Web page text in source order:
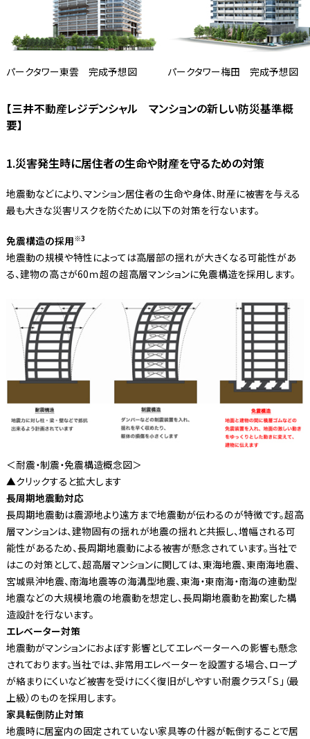
パークタワー東雲 完成予想図 パークタワー梅田 完成予想図
【三井不動産レジデンシャル マンションの新しい防災基準概
要】
1.災害発生時に居住者の生命や財産を守るための対策
地震動などにより、マンション居住者の生命や身体、財産に被害を与える
最も大きな災害リスクを防ぐために以下の対策を行ないます。
免震構造の採用※3
地震動の規模や特性によっては高層部の揺れが大きくなる可能性があ
る、建物の高さが60ｍ超の超高層マンションに免震構造を採用します。
＜耐震・制震・免震構造概念図＞
▲クリックすると拡大します
長周期地震動対応
長周期地震動は震源地より遠方まで地震動が伝わるのが特徴です。超高
層マンションは、建物固有の揺れが地震の揺れと共振し、増幅される可
能性があるため、長周期地震動による被害が懸念されています。当社で
はこの対策として、超高層マンションに関しては、東海地震、東南海地震、
宮城県沖地震、南海地震等の海溝型地震、東海・東南海・南海の連動型
地震などの大規模地震の地震動を想定し、長周期地震動を勘案した構
造設計を行ないます。
エレベーター対策
地震動がマンションにおよぼす影響としてエレベーターへの影響も懸念
されております。当社では、非常用エレベーターを設置する場合、ロープ
が絡まりにくいなど被害を受けにくく復旧がしやすい耐震クラス「Ｓ」（最
上級）のものを採用します。
家具転倒防止対策
地震時に居室内の固定されていない家具等の什器が転倒することで居